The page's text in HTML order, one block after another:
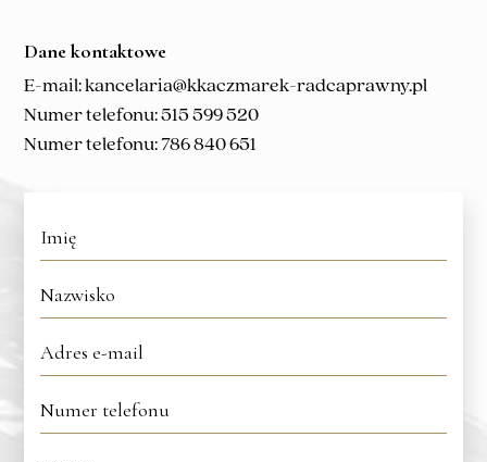
Dane kontaktowe
E-mail:kancelaria@kkaczmarek-radcaprawny.pl
Numer telefonu:515 599 520
Numer telefonu:786 840 651